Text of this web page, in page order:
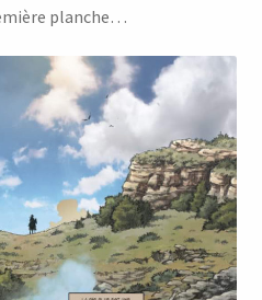
planche…